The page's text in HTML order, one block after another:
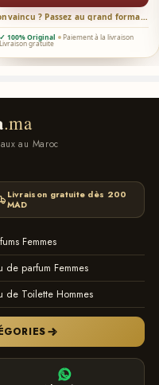
Convaincu ? Passez au grand format →
✓ 100% Original Paiement à la livraison
Livraison gratuite
.ma
au Maroc
Livraison gratuite dès 200
MAD
Femmes
de parfum Femmes
de Toilette Hommes